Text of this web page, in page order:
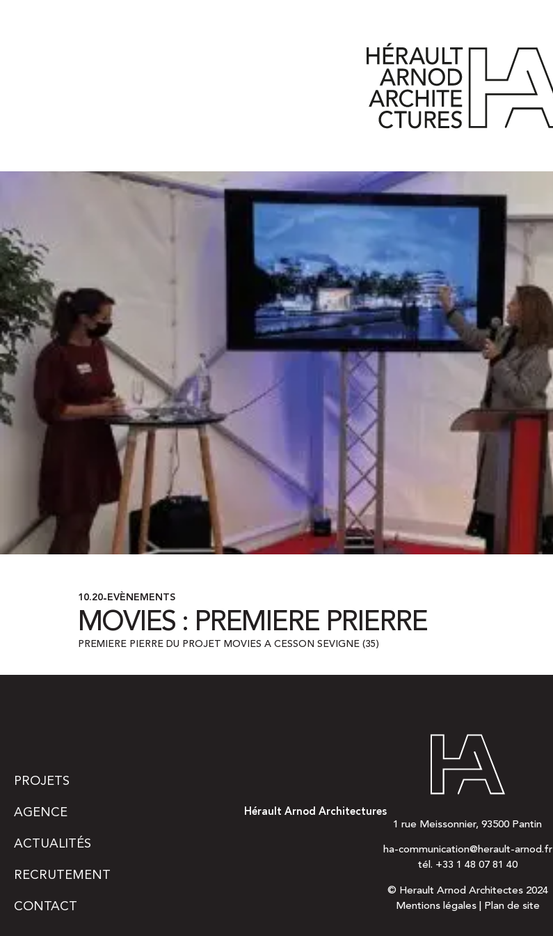
10.20- EVÈNEMENTS
MOVIES : PREMIERE PRIERRE
PREMIERE PIERRE DU PROJET MOVIES A CESSON SEVIGNE (35)
PROJETS
AGENCE
ACTUALITÉS
RECRUTEMENT
CONTACT
Hérault Arnod Architectures
1 rue Meissonnier, 93500 Pantin
ha-communication@herault-arnod.fr
tél. +33 1 48 07 81 40
© Herault Arnod Architectes 2024
Mentions légales| Plan de site